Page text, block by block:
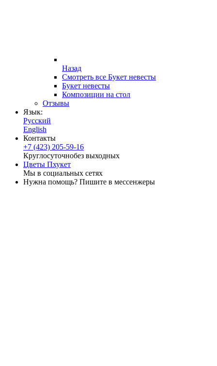
Назад
Смотреть все Букет невесты
Букет невесты
Композиции на стол
Отзывы
Язык:
Русский
English
Контакты
+7 (423) 205-59-16
Круглосуточнобез выходных
Цветы Пхукет
Мы в социальных сетях
Нужна помощь? Пишите в мессенжеры